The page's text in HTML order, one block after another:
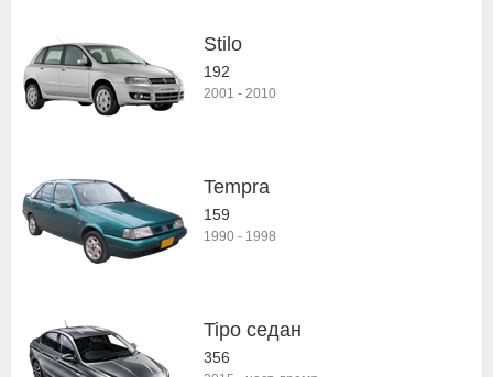
Stilo
192
2001 - 2010
Tempra
159
1990 - 1998
Tipo седан
356